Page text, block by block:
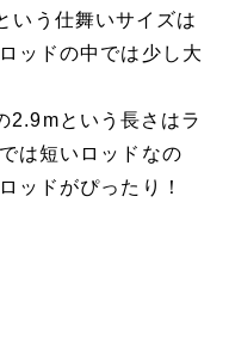
いう仕舞いサイズは
ッドの中では少し大
2.9mという長さはラ
は短いロッドなの
ッドがぴったり！